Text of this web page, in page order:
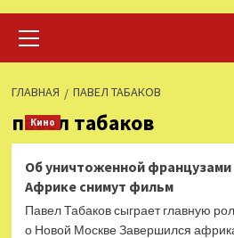
меню
ГЛАВНАЯ ПАВЕЛ ТАБАКОВ
павел табаков
Кино
Об уничтоженной французами
Африке снимут фильм
Павел Табаков сыграет главную
о Новой Москве Завершился